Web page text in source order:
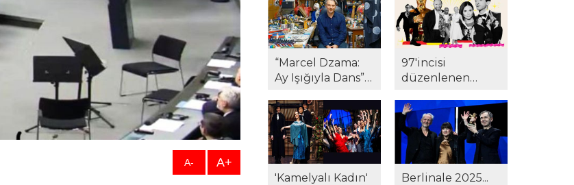
A- A+
Suat Kozluklu ilk
kitabı ile
okurlarla
buluştu...
merkezinde!
“Marcel Dzama:
Ay Işığıyla Dans”
97'incisi
düzenlenen
töreninde
kazananlar belli
oldu...
'Kamelyalı Kadın'
Berlinale 2025...